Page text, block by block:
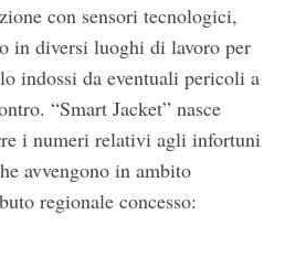
con sensori tecnologici,
in diversi luoghi di lavoro per
indossi da eventuali pericoli a
“Smart Jacket” nasce
i numeri relativi agli infortuni
avvengono in ambito
regionale concesso: